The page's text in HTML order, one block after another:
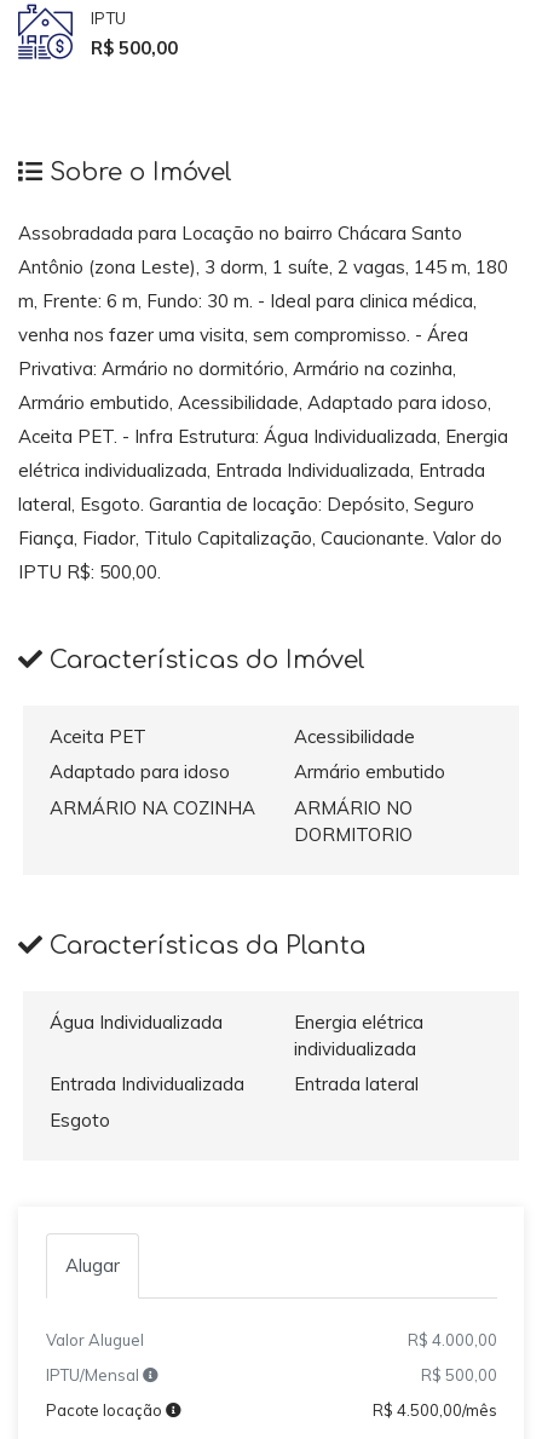
IPTU
R$ 500,00
Sobre o Imóvel
Assobradada para Locação no bairro Chácara Santo
Antônio (zona Leste), 3 dorm, 1 suíte, 2 vagas, 145 m, 180
m, Frente: 6 m, Fundo: 30 m. - Ideal para clinica médica,
venha nos fazer uma visita, sem compromisso. - Área
Privativa: Armário no dormitório, Armário na cozinha,
Armário embutido, Acessibilidade, Adaptado para idoso,
Aceita PET. - Infra Estrutura: Água Individualizada, Energia
elétrica individualizada, Entrada Individualizada, Entrada
lateral, Esgoto. Garantia de locação: Depósito, Seguro
Fiança, Fiador, Titulo Capitalização, Caucionante. Valor do
IPTU R$: 500,00.
Características do Imóvel
Aceita PET
Acessibilidade
Adaptado para idoso
Armário embutido
ARMÁRIO NA COZINHA
ARMÁRIO NO
DORMITORIO
Características da Planta
Água Individualizada
Energia elétrica
individualizada
Entrada Individualizada
Entrada lateral
Esgoto
Alugar
Valor Aluguel
R$ 4.000,00
IPTU/Mensal
R$ 500,00
Pacote locação
R$ 4.500,00/mês